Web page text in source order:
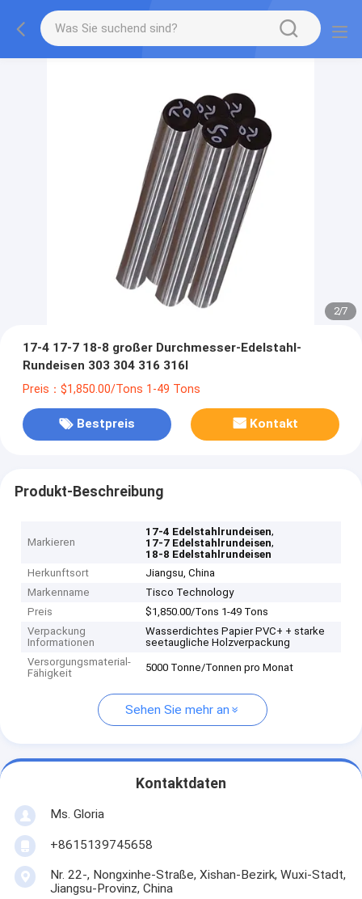
2/7
17-4 17-7 18-8 großer Durchmesser-Edelstahl-
Rundeisen 303 304 316 316l
Preis：$1,850.00/Tons 1-49 Tons
Bestpreis Kontakt
Produkt-Beschreibung
Markieren
17-4 Edelstahlrundeisen,
17-7 Edelstahlrundeisen,
18-8 Edelstahlrundeisen
Herkunftsort
Jiangsu, China
Markenname
Tisco Technology
Preis
$1,850.00/Tons 1-49 Tons
Verpackung
Informationen
Wasserdichtes Papier PVC+ + starke
seetaugliche Holzverpackung
Versorgungsmaterial-
Fähigkeit
5000 Tonne/Tonnen pro Monat
Sehen Sie mehr an
Kontaktdaten
Ms. Gloria
+8615139745658
Nr. 22-, Nongxinhe-Straße, Xishan-Bezirk, Wuxi-Stadt,
Jiangsu-Provinz, China